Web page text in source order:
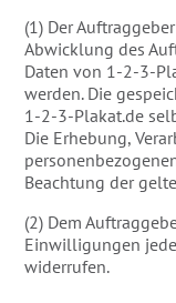
(1) Der
Abwicklung des
Daten von 1-2-3-
werden. Die
1-2-3-Plakat.de
Die Erhebung,
Beachtung der
(2) Dem
Einwilligungen
widerrufen.